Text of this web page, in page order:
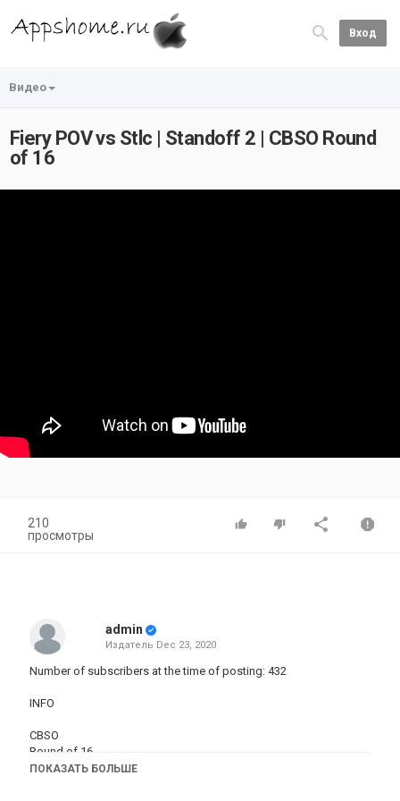
Вход
Видео
Fiery POV vs Stlc | Standoff 2 | CBSO Round
of 16
210
просмотры
admin
Издатель Dec 23, 2020
Number of subscribers at the time of posting: 432
INFO
CBSO
Round of 16
Sandstone Map
ПОКАЗАТЬ БОЛЬШЕ